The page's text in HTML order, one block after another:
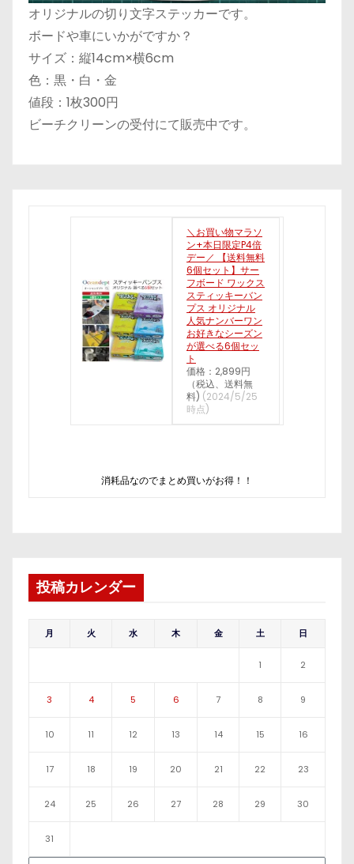
オリジナルの切り文字ステッカーです。
ボードや車にいかがですか？
サイズ：縦14cm×横6cm
色：黒・白・金
値段：1枚300円
ビーチクリーンの受付にて販売中です。
＼お買い物マラソ
ン+本日限定P4倍
デー／ 【送料無料
6個セット】サー
フボード ワックス
スティッキーバン
プス オリジナル
人気ナンバーワン
お好きなシーズン
が選べる6個セッ
ト
価格：2,899円
（税込、送料無
料) (2024/5/25
時点)
消耗品なのでまとめ買いがお得！！
投稿カレンダー
月 火 水 木 金 土 日
1 2
3 4 5 6 7 8 9
10 11 12 13 14 15 16
17 18 19 20 21 22 23
24 25 26 27 28 29 30
31